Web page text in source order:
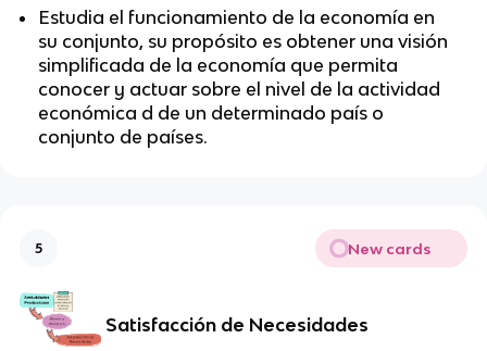
Estudia el funcionamiento de la economía en
su conjunto, su propósito es obtener una visión
simplificada de la economía que permita
conocer y actuar sobre el nivel de la actividad
económica d de un determinado país o
conjunto de países.
5 New cards
Satisfacción de Necesidades